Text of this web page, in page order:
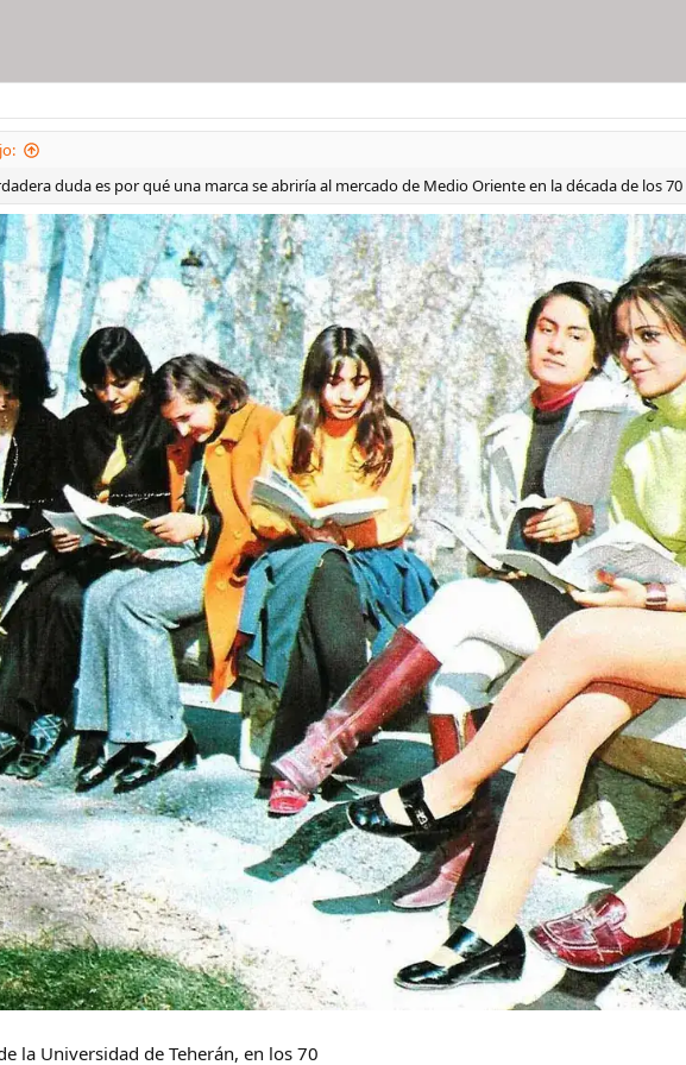
duda es por qué una marca se abriría al mercado de Medio Oriente en la década de los 70
la Universidad de Teherán, en los 70